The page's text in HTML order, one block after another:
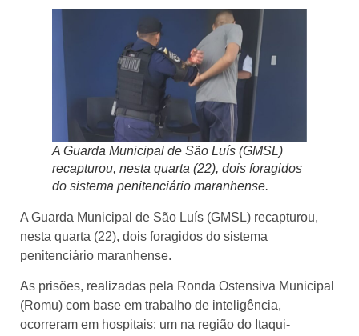
A Guarda Municipal de São Luís (GMSL)
recapturou, nesta quarta (22), dois foragidos
do sistema penitenciário maranhense.
A Guarda Municipal de São Luís (GMSL) recapturou,
nesta quarta (22), dois foragidos do sistema
penitenciário maranhense.
As prisões, realizadas pela Ronda Ostensiva Municipal
(Romu) com base em trabalho de inteligência,
ocorreram em hospitais: um na região do Itaqui-